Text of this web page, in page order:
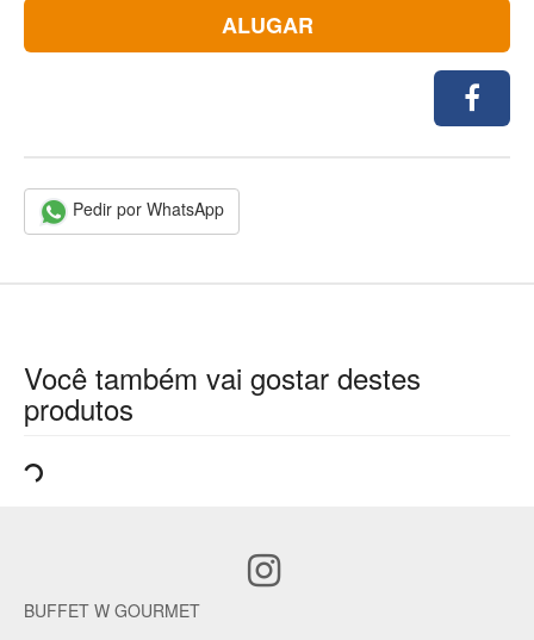
ALUGAR
Pedir por WhatsApp
Você também vai gostar destes
produtos
BUFFET W GOURMET